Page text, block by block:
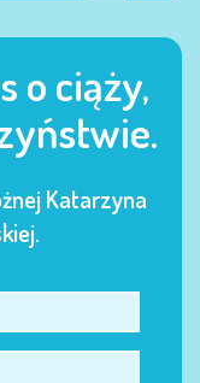
o ciąży,
Katarzyna